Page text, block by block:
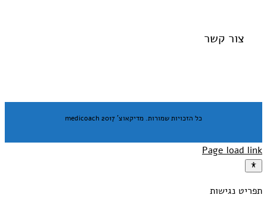
צור קשר
כל הזכויות שמורות. מדיקאוצ' medicoach 2017
Page load link
תפריט נגישות